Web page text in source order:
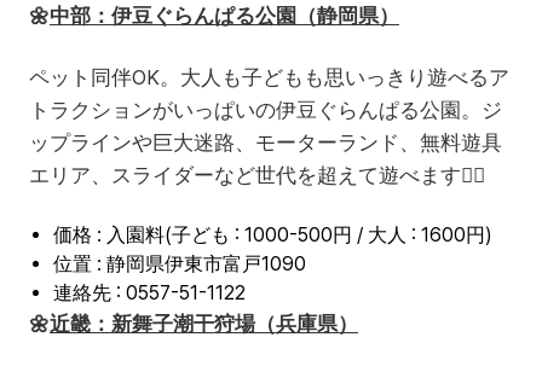
🌼中部：伊豆ぐらんぱる公園（静岡県）
ペット同伴OK。大人も子どもも思いっきり遊べるア
トラクションがいっぱいの伊豆ぐらんぱる公園。ジ
ップラインや巨大迷路、モーターランド、無料遊具
エリア、スライダーなど世代を超えて遊べます👍🏻
価格 : 入園料(子ども : 1000-500円 / 大人 : 1600円)
位置 : 静岡県伊東市富戸1090
連絡先 : 0557-51-1122
🌼近畿：新舞子潮干狩場（兵庫県）